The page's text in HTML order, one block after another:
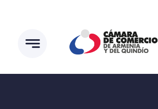
contenido